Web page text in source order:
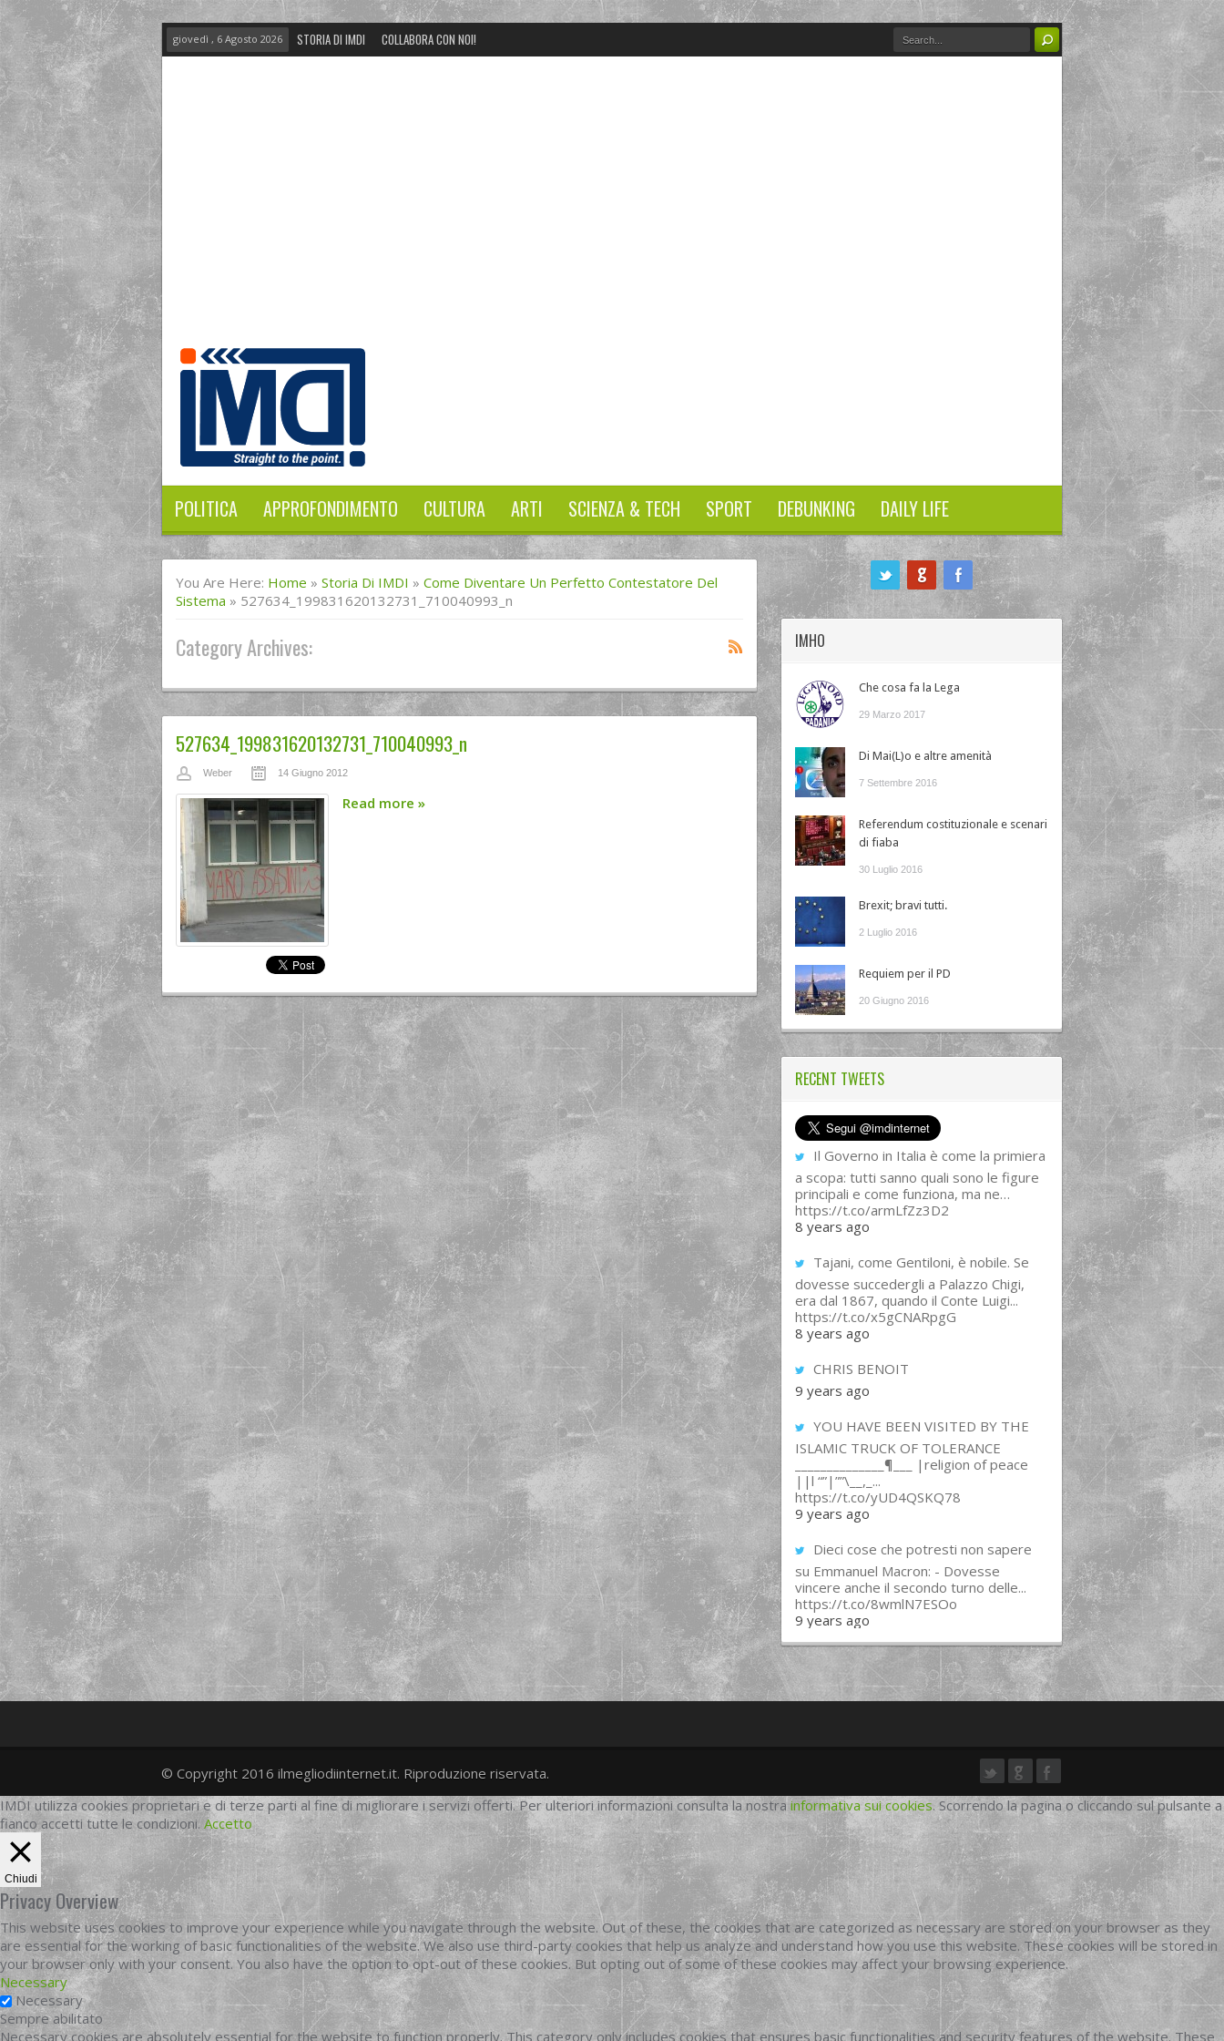
giovedì , 6 Agosto 2026 STORIA DI IMDI COLLABORA CON NOI!
POLITICA APPROFONDIMENTO CULTURA ARTI SCIENZA & TECH SPORT DEBUNKING DAILY LIFE
You Are Here: Home » Storia Di IMDI » Come Diventare Un Perfetto Contestatore Del
Sistema » 527634_199831620132731_710040993_n
Category Archives:
527634_199831620132731_710040993_n
Weber 14 Giugno 2012
Read more »
IMHO
Che cosa fa la Lega
29 Marzo 2017
Di Mai(L)o e altre amenità
7 Settembre 2016
Referendum costituzionale e scenari
di fiaba
30 Luglio 2016
Brexit; bravi tutti.
2 Luglio 2016
Requiem per il PD
20 Giugno 2016
RECENT TWEETS
Il Governo in Italia è come la primiera
a scopa: tutti sanno quali sono le figure
principali e come funziona, ma ne…
https://t.co/armLfZz3D2
8 years ago
Tajani, come Gentiloni, è nobile. Se
dovesse succedergli a Palazzo Chigi,
era dal 1867, quando il Conte Luigi...
https://t.co/x5gCNARpgG
8 years ago
CHRIS BENOIT
9 years ago
YOU HAVE BEEN VISITED BY THE
ISLAMIC TRUCK OF TOLERANCE
______________¶___ |religion of peace
||l “”|””\__,_...
https://t.co/yUD4QSKQ78
9 years ago
Dieci cose che potresti non sapere
su Emmanuel Macron: - Dovesse
vincere anche il secondo turno delle...
https://t.co/8wmlN7ESOo
9 years ago
twittergoogleplus
facebook
© Copyright 2016 ilmegliodiinternet.it. Riproduzione riservata.
IMDI utilizza cookies proprietari e di terze parti al fine di migliorare i servizi offerti. Per ulteriori informazioni consulta la nostra informativa sui cookies. Scorrendo la pagina o cliccando sul pulsante a
fianco accetti tutte le condizioni. Accetto
Chiudi
Privacy Overview
This website uses cookies to improve your experience while you navigate through the website. Out of these, the cookies that are categorized as necessary are stored on your browser as they
are essential for the working of basic functionalities of the website. We also use third-party cookies that help us analyze and understand how you use this website. These cookies will be stored in
your browser only with your consent. You also have the option to opt-out of these cookies. But opting out of some of these cookies may affect your browsing experience.
Necessary
Necessary
Sempre abilitato
Necessary cookies are absolutely essential for the website to function properly. This category only includes cookies that ensures basic functionalities and security features of the website. These